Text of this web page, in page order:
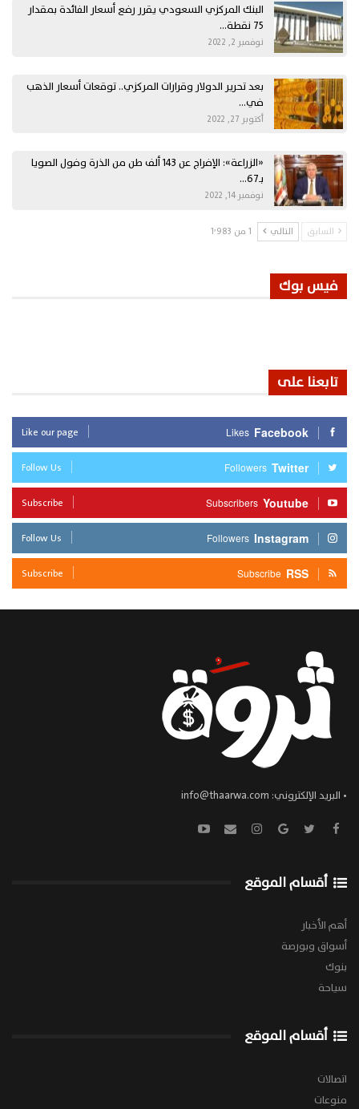
البنك المركزي السعودي يقرر رفع أسعار الفائدة بمقدار
75 نقطة…
نوفمبر 2, 2022
بعد تحرير الدولار وقرارات المركزي.. توقعات أسعار الذهب
في…
أكتوبر 27, 2022
«الزراعة»: الإفراج عن 143 ألف طن من الذرة وفول الصويا
بـ67…
نوفمبر 14, 2022
السابق التالي 1 من 1٬983
فيس بوك
تابعنا على
Facebook
Likes
Like our page
Twitter
Followers
Follow Us
Youtube
Subscribers
Subscribe
Instagram
Followers
Follow Us
RSS
Subscribe
Subscribe
• البريد الإلكتروني: info@thaarwa.com
أقسام الموقع
أهم الأخبار
أسواق وبورصة
بنوك
سياحة
أقسام الموقع
اتصالات
منوعات